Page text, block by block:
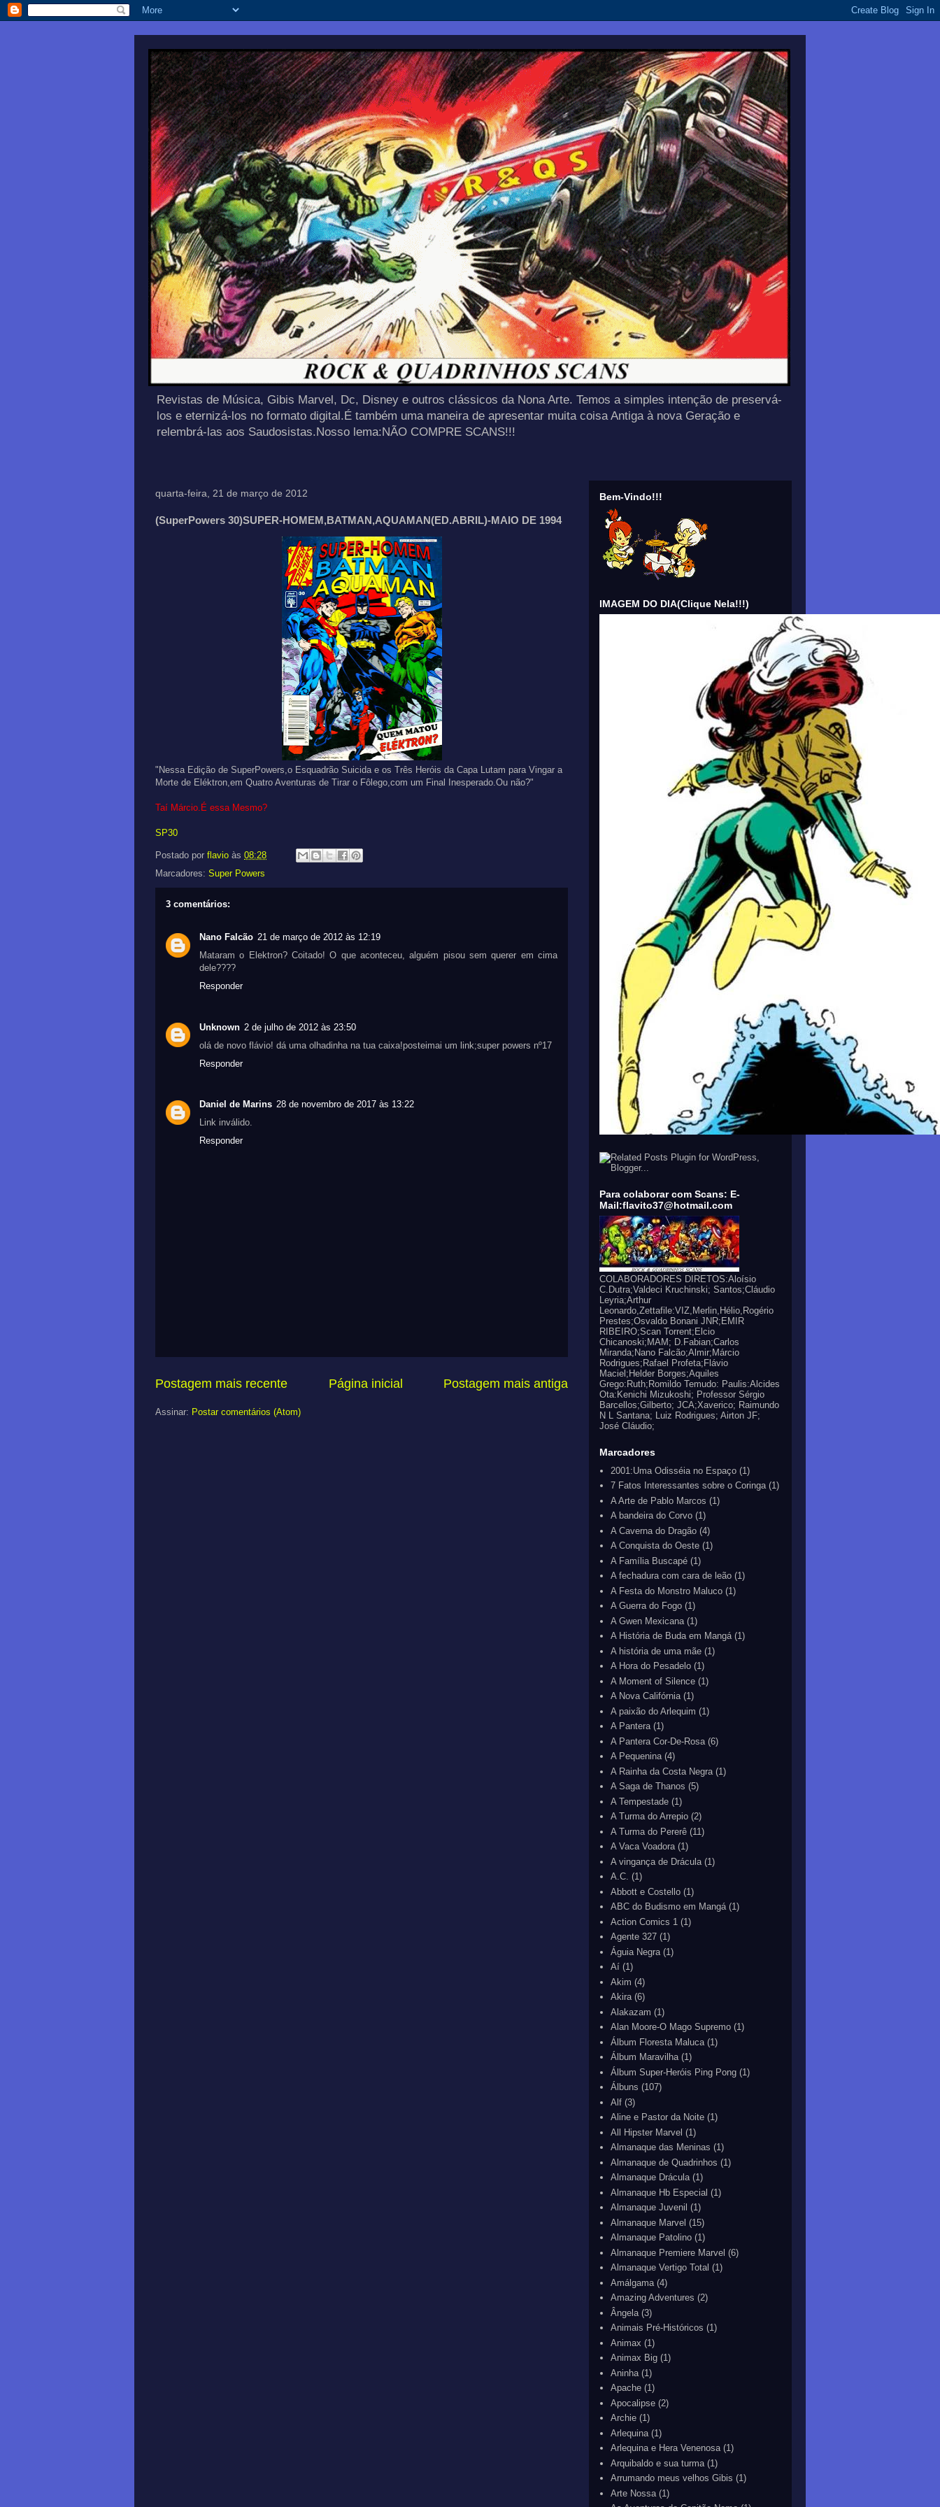
Revistas de Música, Gibis Marvel, Dc, Disney e outros clássicos da Nona Arte. Temos a simples intenção de preservá-
los e eternizá-los no formato digital.É também uma maneira de apresentar muita coisa Antiga à nova Geração e
relembrá-las aos Saudosistas.Nosso lema:NÃO COMPRE SCANS!!!
quarta-feira, 21 de março de 2012
(SuperPowers 30)SUPER-HOMEM,BATMAN,AQUAMAN(ED.ABRIL)-MAIO DE 1994
"Nessa Edição de SuperPowers,o Esquadrão Suicida e os Três Heróis da Capa Lutam para Vingar a
Morte de Eléktron,em Quatro Aventuras de Tirar o Fôlego,com um Final Inesperado.Ou não?"
Taí Márcio.É essa Mesmo?
SP30
Postado por flavio às 08:28
Marcadores: Super Powers
3 comentários:
Nano Falcão 21 de março de 2012 às 12:19
Mataram o Elektron? Coitado! O que aconteceu, alguém pisou sem querer em cima
dele????
Responder
Unknown 2 de julho de 2012 às 23:50
olá de novo flávio! dá uma olhadinha na tua caixa!posteimai um link;super powers nº17
Responder
Daniel de Marins 28 de novembro de 2017 às 13:22
Link inválido.
Responder
Postagem mais recente Postagem mais antiga
Página inicial
Assinar: Postar comentários (Atom)
Bem-Vindo!!!
IMAGEM DO DIA(Clique Nela!!!)
Para colaborar com Scans: E-
Mail:flavito37@hotmail.com
COLABORADORES DIRETOS:Aloísio
C.Dutra;Valdeci Kruchinski; Santos;Cláudio
Leyria;Arthur
Leonardo,Zettafile:VIZ,Merlin,Hélio,Rogério
Prestes;Osvaldo Bonani JNR;EMIR
RIBEIRO;Scan Torrent;Elcio
Chicanoski;MAM; D.Fabian;Carlos
Miranda;Nano Falcão;Almir;Márcio
Rodrigues;Rafael Profeta;Flávio
Maciel;Helder Borges;Aquiles
Grego:Ruth;Romildo Temudo: Paulis:Alcides
Ota:Kenichi Mizukoshi; Professor Sérgio
Barcellos;Gilberto; JCA;Xaverico; Raimundo
N L Santana; Luiz Rodrigues; Airton JF;
José Cláudio;
Marcadores
2001:Uma Odisséia no Espaço (1)
7 Fatos Interessantes sobre o Coringa (1)
A Arte de Pablo Marcos (1)
A bandeira do Corvo (1)
A Caverna do Dragão (4)
A Conquista do Oeste (1)
A Família Buscapé (1)
A fechadura com cara de leão (1)
A Festa do Monstro Maluco (1)
A Guerra do Fogo (1)
A Gwen Mexicana (1)
A História de Buda em Mangá (1)
A história de uma mãe (1)
A Hora do Pesadelo (1)
A Moment of Silence (1)
A Nova Califórnia (1)
A paixão do Arlequim (1)
A Pantera (1)
A Pantera Cor-De-Rosa (6)
A Pequenina (4)
A Rainha da Costa Negra (1)
A Saga de Thanos (5)
A Tempestade (1)
A Turma do Arrepio (2)
A Turma do Pererê (11)
A Vaca Voadora (1)
A vingança de Drácula (1)
A.C. (1)
Abbott e Costello (1)
ABC do Budismo em Mangá (1)
Action Comics 1 (1)
Agente 327 (1)
Águia Negra (1)
Aí (1)
Akim (4)
Akira (6)
Alakazam (1)
Alan Moore-O Mago Supremo (1)
Álbum Floresta Maluca (1)
Álbum Maravilha (1)
Álbum Super-Heróis Ping Pong (1)
Álbuns (107)
Alf (3)
Aline e Pastor da Noite (1)
All Hipster Marvel (1)
Almanaque das Meninas (1)
Almanaque de Quadrinhos (1)
Almanaque Drácula (1)
Almanaque Hb Especial (1)
Almanaque Juvenil (1)
Almanaque Marvel (15)
Almanaque Patolino (1)
Almanaque Premiere Marvel (6)
Almanaque Vertigo Total (1)
Amálgama (4)
Amazing Adventures (2)
Ângela (3)
Animais Pré-Históricos (1)
Animax (1)
Animax Big (1)
Aninha (1)
Apache (1)
Apocalipse (2)
Archie (1)
Arlequina (1)
Arlequina e Hera Venenosa (1)
Arquibaldo e sua turma (1)
Arrumando meus velhos Gibis (1)
Arte Nossa (1)